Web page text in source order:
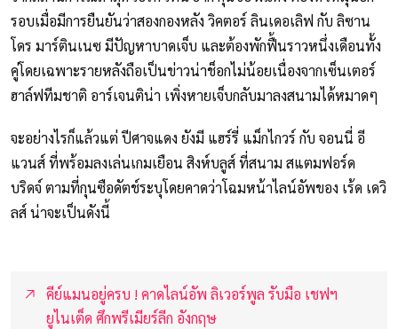
รอบเมื่อมีการยืนยันว่าสองกองหลัง วิคตอร์ ลินเดอเลิฟ กับ ลิซาน
โดร มาร์ตินเนซ มีปัญหาบาดเจ็บ และต้องพักฟื้นราวหนึ่งเดือนทั้ง
คู่โดยเฉพาะรายหลังถือเป็นข่าวน่าช็อกไม่น้อยเนื่องจากเซ็นเตอร์
ฮาล์ฟทีมชาติ อาร์เจนติน่า เพิ่งหายเจ็บกลับมาลงสนามได้หมาดๆ
จะอย่างไรก็แล้วแต่ ปีศาจแดง ยังมี แฮร์รี่ แม็กไกวร์ กับ จอนนี่ อี
แวนส์ ที่พร้อมลงเล่นเกมเยือน สิงห์บลูส์ ที่สนาม สแตมฟอร์ด
บริดจ์ ตามที่กุนซือดัตช์ระบุโดยคาดว่าโฉมหน้าไลน์อัพของ เร้ด เดวิ
ลส์ น่าจะเป็นดังนี้
คีย์แมนอยู่ครบ ! คาดไลน์อัพ ลิเวอร์พูล รับมือ เชฟฯ
ยูไนเต็ด ศึกพรีเมียร์ลีก อังกฤษ